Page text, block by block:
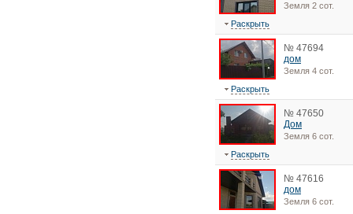
Земля 2 сот.
Раскрыть
№ 47694
дом
Земля 4 сот.
Раскрыть
№ 47650
Дом
Земля 6 сот.
Раскрыть
№ 47616
дом
Земля 6 сот.